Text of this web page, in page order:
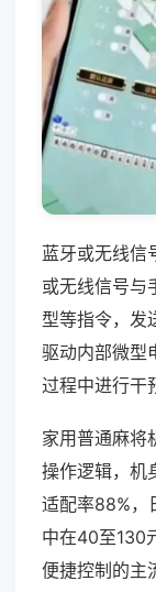
蓝牙或无线信
或无线信号与
型等指令，发
驱动内部微型
过程中进行干
家用普通麻将
操作逻辑，机
适配率88%，
中在40至130
便捷控制的主